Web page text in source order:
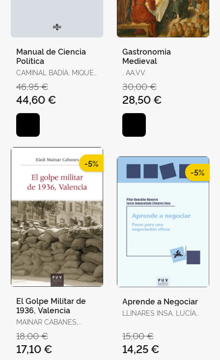
Manual de Ciencia
Política
CAMINAL BADÍA, MIQUEL
AGUILERA DE PRAT,
CESÁREO / AHEDO,
IGOR / ÁLVAREZ,
GEMMA / ANTÓN, JOAN
BREITENSTEIN, SO
46,95 €
44,60 €
Gastronomia
Medieval
, AA.VV.
30,00 €
28,50 €
-5%
El Golpe Militar de
1936, Valencia
MAINAR CABANES,
18,00 €
17,10 €
-5%
Aprende a Negociar
LLINARES INSA, LUCÍA
PILAR
15,00 €
14,25 €